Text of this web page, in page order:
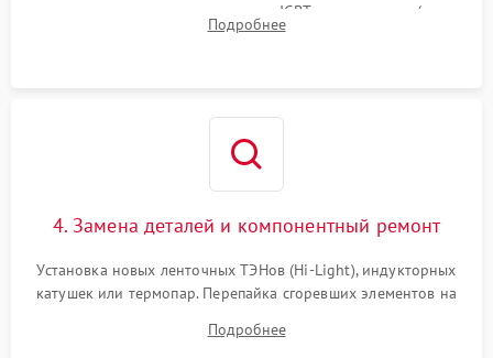
модуля, реле, диодных мостов и IGBT-транзисторов (для
индукции). Проверка кранов и газ-контроля (для газовых
Подробнее
4. Замена деталей и компонентный ремонт
Установка новых ленточных ТЭНов (Hi-Light), индукторных
катушек или термопар. Перепайка сгоревших элементов на
дорожек. Очистка контактов и замена поврежденной
Подробнее